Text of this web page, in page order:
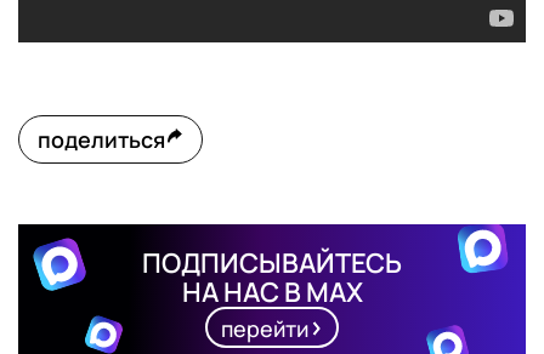
поделиться
ПОДПИСЫВАЙТЕСЬ
НА НАС В MAX
перейти